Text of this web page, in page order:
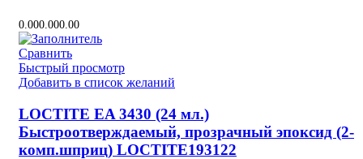
0.000.000.00
Сравнить
Быстрый просмотр
Добавить в список желаний
LOCTITE EA 3430 (24 мл.)
Быстроотверждаемый, прозрачный эпоксид (2-
комп.шприц) LOCTITE193122